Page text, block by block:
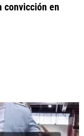
convicción en